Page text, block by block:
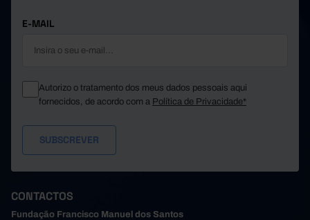
E-MAIL
Autorizo o tratamento dos meus dados pessoais aqui
fornecidos, de acordo com a Política de Privacidade*
CONTACTOS
Fundação Francisco Manuel dos Santos